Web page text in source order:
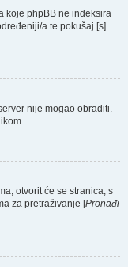
koje phpBB ne indeksira
a te pokušaj [s]
nije mogao obraditi.
otvorit će se stranica, s
za pretraživanje [Pronađi